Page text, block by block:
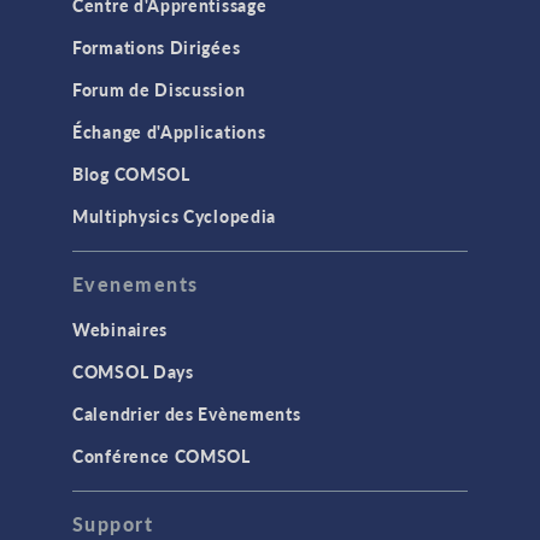
Centre d'Apprentissage
Formations Dirigées
Forum de Discussion
Échange d'Applications
Blog COMSOL
Multiphysics Cyclopedia
Evenements
Webinaires
COMSOL Days
Calendrier des Evènements
Conférence COMSOL
Support